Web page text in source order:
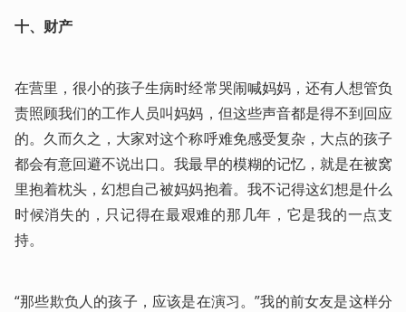
十、财产
在营里，很小的孩子生病时经常哭闹喊妈妈，还有人想管负
责照顾我们的工作人员叫妈妈，但这些声音都是得不到回应
的。久而久之，大家对这个称呼难免感受复杂，大点的孩子
都会有意回避不说出口。我最早的模糊的记忆，就是在被窝
里抱着枕头，幻想自己被妈妈抱着。我不记得这幻想是什么
时候消失的，只记得在最艰难的那几年，它是我的一点支
持。
“那些欺负人的孩子，应该是在演习。”我的前女友是这样分